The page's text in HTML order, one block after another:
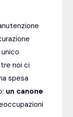
noi ci
spesa
un canone